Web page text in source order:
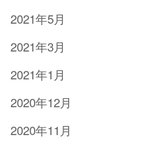
2021年5月
2021年3月
2021年1月
2020年12月
2020年11月